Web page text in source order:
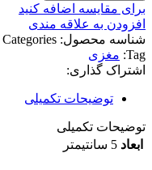
برای مقایسه اضافه کنید
افزودن به علاقه مندی
شناسه محصول: Categories:
Tag: مغزی
اشتراک گذاری:
توضیحات تکمیلی
توضیحات تکمیلی
ابعاد 5 سانتیمتر